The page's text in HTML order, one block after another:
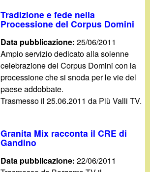
Tradizione e fede nella
Processione del Corpus Domini
Data pubblicazione:25/06/2011
Ampio servizio dedicato alla solenne
celebrazione del Corpus Domini con la
processione che si snoda per le vie del
paese addobbate.
Trasmesso il 25.06.2011 da Più Valli TV.
Granita Mix racconta il CRE di
Gandino
Data pubblicazione:22/06/2011